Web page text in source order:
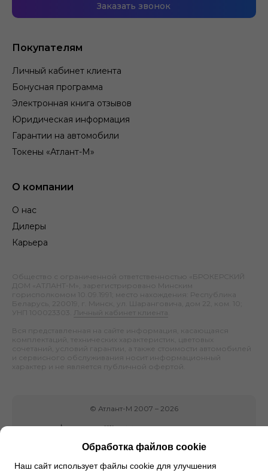
Покупателям
Личный кабинет клиента
Бонусная программа
Электронная книга отзывов
Юридическая информация
Гарантии на автомобили
Токены «Атлант-М»
О компании
О нас
Дилеры
Карьера
Заказать звонок
Общество с ограниченной ответственностью «БРОКЕРСКИЙ
ДОМ «АТЛАНТ-М», зарегистрировано Минским
горисполкомом 10.09.1991; место нахождения: Республика
Беларусь, 220019, г. Минск, ул. Шаранговича, дом 22, ком. 10;
УНП 100023303.
Личный кабинет клиента
Вся представленная на сайте информация, касающаяся
комплектаций, технических характеристик, цветовых
сочетаний, условий гарантии, а также стоимости автомобилей
и сервисного обслуживания носит информационный
характер и не является публичной офертой.
© Атлант-М 2007 – 2026
Обработка файлов cookie
Наш сайт использует файлы cookie для улучшения